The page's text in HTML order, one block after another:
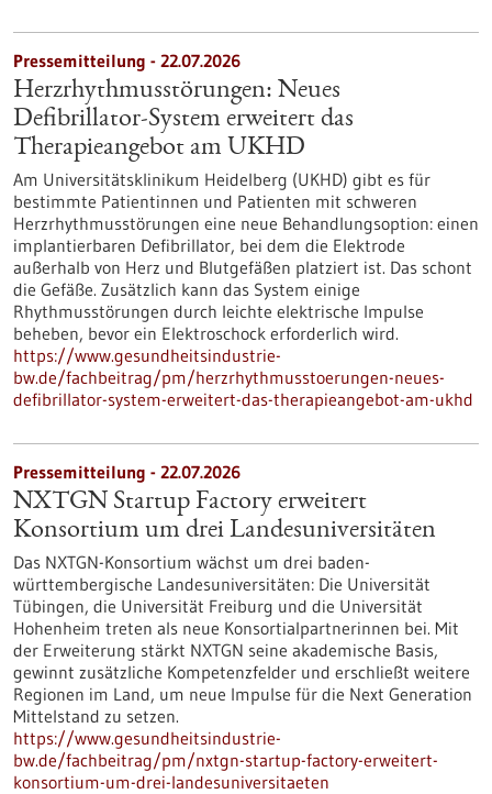
Pressemitteilung - 22.07.2026
Herzrhythmusstörungen: Neues
Defibrillator-System erweitert das
Therapieangebot am UKHD
Am Universitätsklinikum Heidelberg (UKHD) gibt es für
bestimmte Patientinnen und Patienten mit schweren
Herzrhythmusstörungen eine neue Behandlungsoption: einen
implantierbaren Defibrillator, bei dem die Elektrode
außerhalb von Herz und Blutgefäßen platziert ist. Das schont
die Gefäße. Zusätzlich kann das System einige
Rhythmusstörungen durch leichte elektrische Impulse
beheben, bevor ein Elektroschock erforderlich wird.
https://www.gesundheitsindustrie-
bw.de/fachbeitrag/pm/herzrhythmusstoerungen-neues-
defibrillator-system-erweitert-das-therapieangebot-am-ukhd
Pressemitteilung - 22.07.2026
NXTGN Startup Factory erweitert
Konsortium um drei Landesuniversitäten
Das NXTGN-Konsortium wächst um drei baden-
württembergische Landesuniversitäten: Die Universität
Tübingen, die Universität Freiburg und die Universität
Hohenheim treten als neue Konsortialpartnerinnen bei. Mit
der Erweiterung stärkt NXTGN seine akademische Basis,
gewinnt zusätzliche Kompetenzfelder und erschließt weitere
Regionen im Land, um neue Impulse für die Next Generation
Mittelstand zu setzen.
https://www.gesundheitsindustrie-
bw.de/fachbeitrag/pm/nxtgn-startup-factory-erweitert-
konsortium-um-drei-landesuniversitaeten